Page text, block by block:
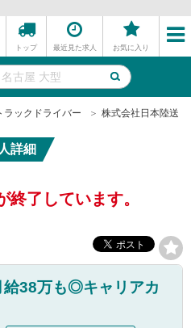
トップ 最近見た求人 お気に入り
ラックドライバー 株式会社日本陸送
詳細
終了しています。
給38万も◎キャリアカ